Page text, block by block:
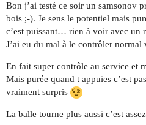
Bon j’ai testé ce soir un samsonov
bois ;-). Je sens le potentiel mais
c’est puissant… rien à voir avec un
J’ai eu du mal à le contrôler normal
En fait super contrôle au service et
Mais purée quand t appuies c’est
vraiment surpris
La balle tourne plus aussi c’est